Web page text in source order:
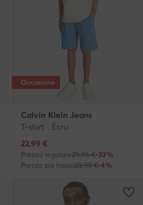
Occasione
Calvin Klein Jeans
T-shirt · Écru
Prezzo attuale
22,99 €
Prezzo regolare29,95 €-23%
Prezzo più basso23,99 €-4%